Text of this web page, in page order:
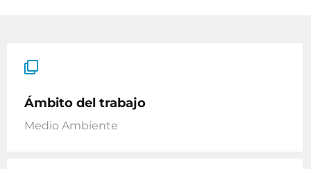
Ámbito del trabajo
Medio Ambiente